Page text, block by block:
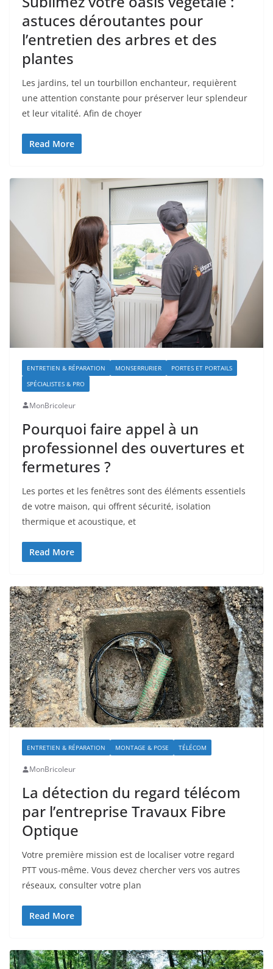
astuces déroutantes pour
l’entretien des arbres et des
plantes
Les jardins, tel un tourbillon enchanteur, requièrent
une attention constante pour préserver leur splendeur
et leur vitalité. Afin de choyer
Read More
ENTRETIEN & RÉPARATION MONSERRURIER
PORTES ET PORTAILS
SPÉCIALISTES & PRO
MonBricoleur
Pourquoi faire appel à un
professionnel des ouvertures et
fermetures ?
Les portes et les fenêtres sont des éléments essentiels
de votre maison, qui offrent sécurité, isolation
thermique et acoustique, et
Read More
ENTRETIEN & RÉPARATION MONTAGE & POSE TÉLÉCOM
MonBricoleur
La détection du regard télécom
par l’entreprise Travaux Fibre
Optique
Votre première mission est de localiser votre regard
PTT vous-même. Vous devez chercher vers vos autres
réseaux, consulter votre plan
Read More